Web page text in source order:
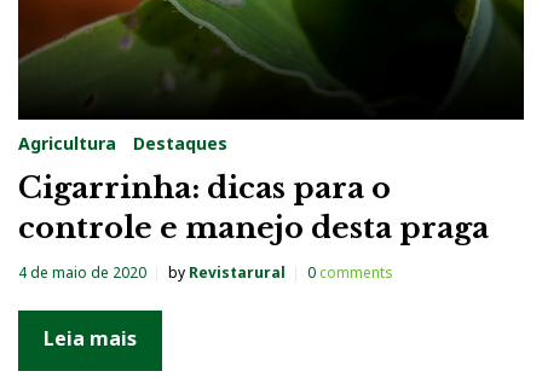
Agricultura Destaques
Cigarrinha: dicas para o
controle e manejo desta praga
4 de maio de 2020 by Revistarural 0comments
Leia mais